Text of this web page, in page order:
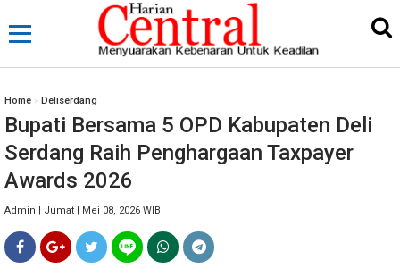
Home » Deliserdang
Bupati Bersama 5 OPD Kabupaten Deli
Serdang Raih Penghargaan Taxpayer
Awards 2026
Admin | Jumat | Mei 08, 2026 WIB